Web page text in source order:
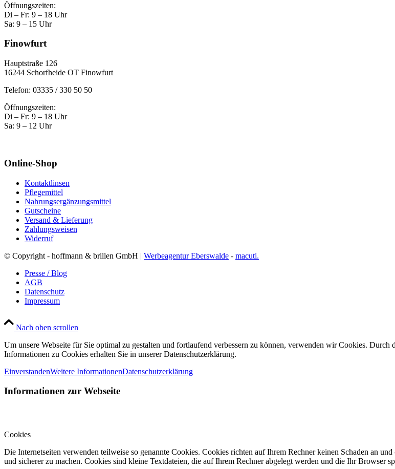
Öffnungszeiten:
Di – Fr: 9 – 18 Uhr
Sa: 9 – 15 Uhr
Finowfurt
Hauptstraße 126
16244 Schorfheide OT Finowfurt
Telefon: 03335 / 330 50 50
Öffnungszeiten:
Di – Fr: 9 – 18 Uhr
Sa: 9 – 12 Uhr
Online-Shop
Kontaktlinsen
Pflegemittel
Nahrungsergänzungsmittel
Gutscheine
Versand & Lieferung
Zahlungsweisen
Widerruf
© Copyright - hoffmann & brillen GmbH | Werbeagentur Eberswalde - macuti.
Presse / Blog
AGB
Datenschutz
Impressum
Nach oben scrollen
Um unsere Webseite für Sie optimal zu gestalten und fortlaufend verbessern zu können, verwenden wir Cookies.
Informationen zu Cookies erhalten Sie in unserer Datenschutzerklärung.
EinverstandenWeitere InformationenDatenschutzerklärung
Informationen zur Webseite
Cookies
Die Internetseiten verwenden teilweise so genannte Cookies. Cookies richten auf Ihrem Rechner keinen Schaden an
und sicherer zu machen. Cookies sind kleine Textdateien, die auf Ihrem Rechner abgelegt werden und die Ihr Browser